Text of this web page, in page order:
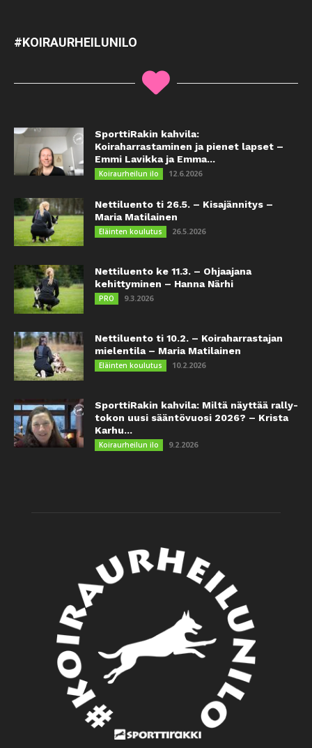
#KOIRAURHEILUNILO
SporttiRakin kahvila:
Koiraharrastaminen ja pienet lapset –
Emmi Lavikka ja Emma...
Koiraurheilun ilo 12.6.2026
Nettiluento ti 26.5. – Kisajännitys –
Maria Matilainen
Eläinten koulutus 26.5.2026
Nettiluento ke 11.3. – Ohjaajana
kehittyminen – Hanna Närhi
PRO 9.3.2026
Nettiluento ti 10.2. – Koiraharrastajan
mielentila – Maria Matilainen
Eläinten koulutus 10.2.2026
SporttiRakin kahvila: Miltä näyttää rally-
tokon uusi sääntövuosi 2026? – Krista
Karhu...
Koiraurheilun ilo 9.2.2026